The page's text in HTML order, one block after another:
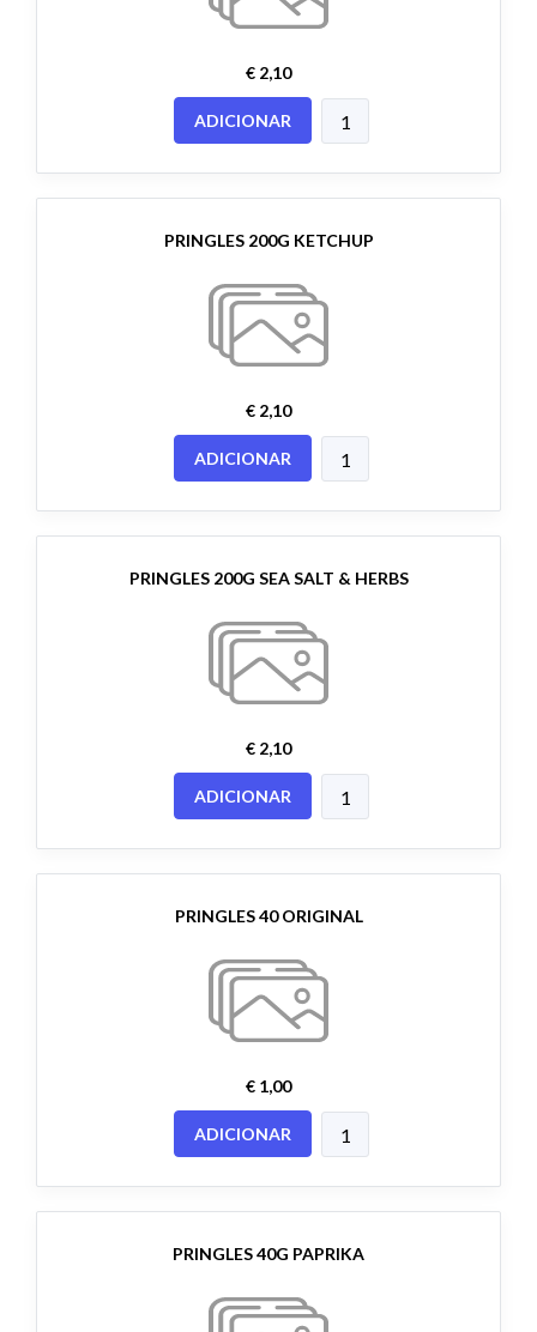
€ 2,10
ADICIONAR
PRINGLES 200G KETCHUP
€ 2,10
ADICIONAR
PRINGLES 200G SEA SALT & HERBS
€ 2,10
ADICIONAR
PRINGLES 40 ORIGINAL
€ 1,00
ADICIONAR
PRINGLES 40G PAPRIKA